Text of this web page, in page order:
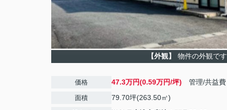
【外観】 物件の外観です
価格 47.3万円(0.59万円/坪) 管理/共益費
面積 79.70坪(263.50㎡)